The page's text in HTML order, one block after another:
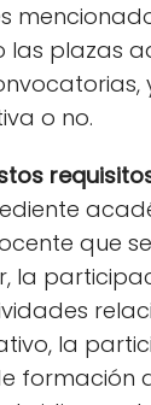
plazas
o no.
que
la
la
formación